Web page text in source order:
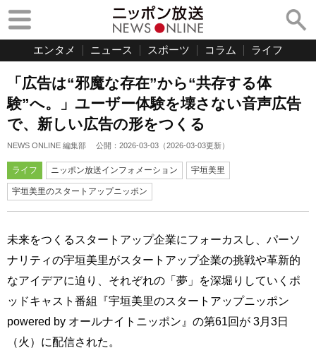
エンタメ ニュース スポーツ コラム ライフ
「広告は“邪魔な存在”から“共存する体
験”へ。」ユーザー体験を壊さない音声広告
で、新しい広告の形をつくる
NEWS ONLINE 編集部 公開： 2026-03-03 （2026-03-03更新）
ライフ ニッポン放送インフォメーション 宇垣美里
宇垣美里のスタートアップニッポン
未来をつくるスタートアップ企業にフォーカスし、パーソ
ナリティの宇垣美里がスタートアップ企業の挑戦や革新的
なアイデアに迫り、それぞれの「夢」を深堀りしていくポ
ッドキャスト番組『宇垣美里のスタートアップニッポン
powered by オールナイトニッポン』の第61回が 3月3日
（火）に配信された。